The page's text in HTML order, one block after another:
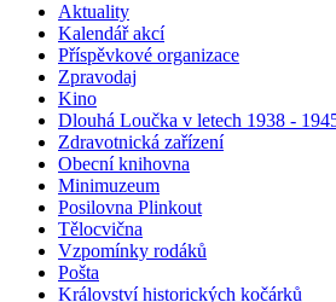
Aktuality
Kalendář akcí
Příspěvkové organizace
Zpravodaj
Kino
Dlouhá Loučka v letech 1938 -
Zdravotnická zařízení
Obecní knihovna
Minimuzeum
Posilovna Plinkout
Tělocvična
Vzpomínky rodáků
Pošta
Království historických kočárků